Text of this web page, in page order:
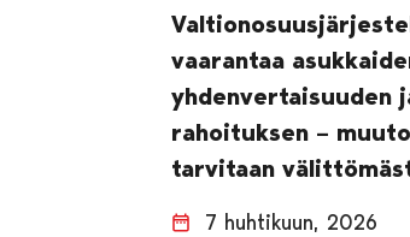
vaarantaa
yhdenvertaisuuden
rahoituksen –
tarvitaan
7 huhtikuun, 2026